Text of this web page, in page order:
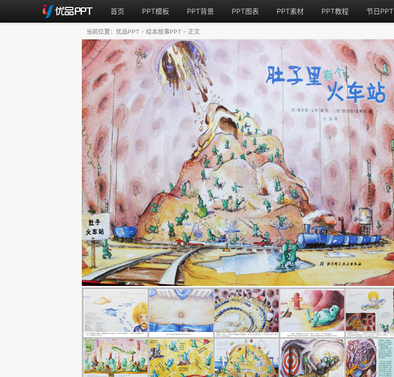
首页 PPT模板 PPT背景 PPT图表 PPT素材 PPT教程 节日PPT
当前位置： 优品PPT > 绘本故事PPT > 正文